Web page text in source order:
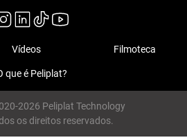
Vídeos Filmoteca
que é Peliplat?
2026 Peliplat Technology
os direitos reservados.